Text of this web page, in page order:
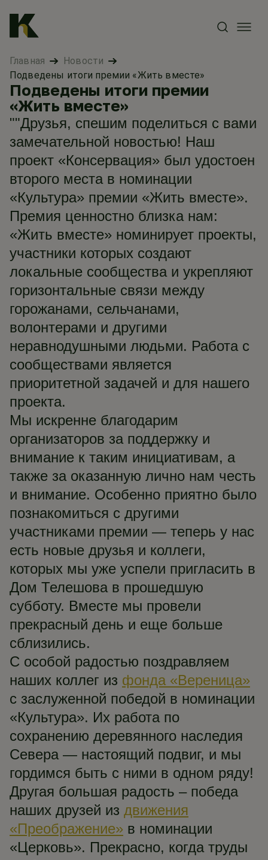
Главная
Новости
Подведены итоги премии «Жить вместе»
Подведены итоги премии
«Жить вместе»
""Друзья, спешим поделиться с вами
замечательной новостью! Наш
проект «Консервация» был удостоен
второго места в номинации
«Культура» премии «Жить вместе».
Премия ценностно близка нам:
«Жить вместе» номинирует проекты,
участники которых создают
локальные сообщества и укрепляют
горизонтальные связи между
горожанами, сельчанами,
волонтерами и другими
неравнодушными людьми. Работа с
сообществами является
приоритетной задачей и для нашего
проекта.
Мы искренне благодарим
организаторов за поддержку и
внимание к таким инициативам, а
также за оказанную лично нам честь
и внимание. Особенно приятно было
познакомиться с другими
участниками премии — теперь у нас
есть новые друзья и коллеги,
которых мы уже успели пригласить в
Дом Телешова в прошедшую
субботу. Вместе мы провели
прекрасный день и еще больше
сблизились.
С особой радостью поздравляем
наших коллег из фонда «Вереница»
с заслуженной победой в номинации
«Культура». Их работа по
сохранению деревянного наследия
Севера — настоящий подвиг, и мы
гордимся быть с ними в одном ряду!
Другая большая радость – победа
наших друзей из движения
«Преображение» в номинации
«Церковь». Прекрасно, когда труды